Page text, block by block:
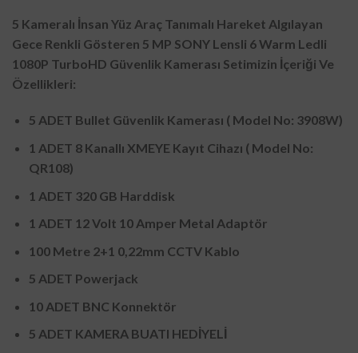
5 Kameralı İnsan Yüz Araç Tanımalı Hareket Algılayan
Gece Renkli Gösteren 5 MP SONY Lensli 6 Warm Ledli
1080P TurboHD Güvenlik Kamerası Setimizin İçeriği Ve
Özellikleri:
5 ADET Bullet Güvenlik Kamerası ( Model No: 3908W)
1 ADET 8 Kanallı XMEYE Kayıt Cihazı ( Model No:
QR108)
1 ADET 320 GB Harddisk
1 ADET 12 Volt 10 Amper Metal Adaptör
100 Metre 2+1 0,22mm CCTV Kablo
5 ADET Powerjack
10 ADET BNC Konnektör
5 ADET KAMERA BUATI HEDİYELİ